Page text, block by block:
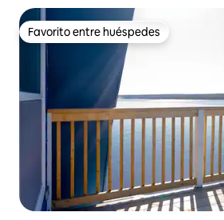
Favorito entre huéspedes
Favorito entre huéspedes